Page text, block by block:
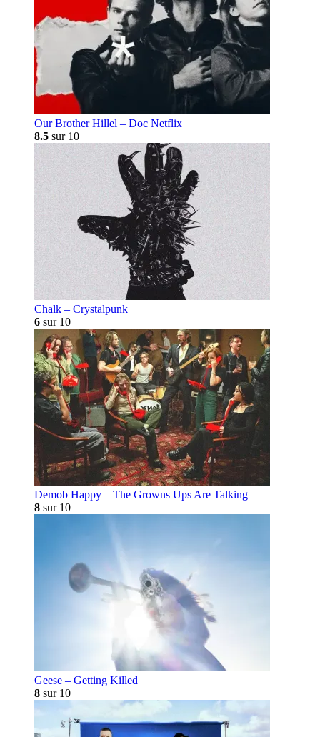
Our Brother Hillel – Doc Netflix
8.5 sur 10
Chalk – Crystalpunk
6 sur 10
Demob Happy – The Growns Ups Are Talking
8 sur 10
Geese – Getting Killed
8 sur 10